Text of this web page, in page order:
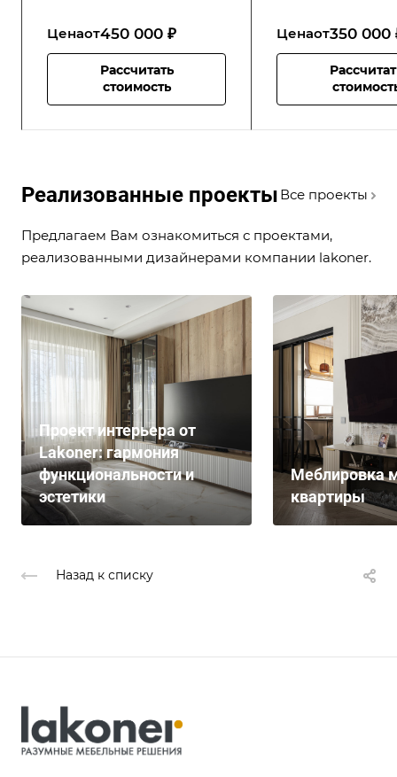
Ценаот450 000 ₽
Рассчитать
стоимость
Ценаот350 000
Реализованные проекты Все проекты
Предлагаем Вам ознакомиться с проектами,
реализованными дизайнерами компании lakoner.
Проект интерьера от
Lakoner: гармония
функциональности и
эстетики
Меблировка
квартиры
Назад к списку